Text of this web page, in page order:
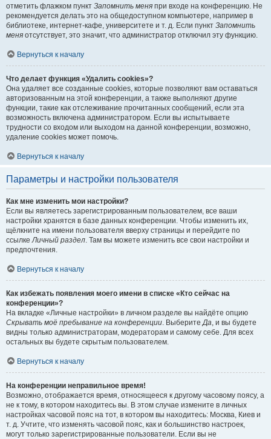
отметить флажком пункт Запомнить меня при входе на конференцию. Не
рекомендуется делать это на общедоступном компьютере, например в
библиотеке, интернет-кафе, университете и т. д. Если пункт Запомнить
меня отсутствует, это значит, что администратор отключил эту функцию.
Вернуться к началу
Что делает функция «Удалить cookies»?
Она удаляет все созданные cookies, которые позволяют вам оставаться
авторизованным на этой конференции, а также выполняют другие
функции, такие как отслеживание прочитанных сообщений, если эта
возможность включена администратором. Если вы испытываете
трудности со входом или выходом на данной конференции, возможно,
удаление cookies может помочь.
Вернуться к началу
Параметры и настройки пользователя
Как мне изменить мои настройки?
Если вы являетесь зарегистрированным пользователем, все ваши
настройки хранятся в базе данных конференции. Чтобы изменить их,
щёлкните на имени пользователя вверху страницы и перейдите по
ссылкеЛичный раздел. Там вы можете изменить все свои настройки и
предпочтения.
Вернуться к началу
Как избежать появления моего имени в списке «Кто сейчас на
конференции»?
На вкладке «Личные настройки» в личном разделе вы найдёте опцию
Скрывать моё пребывание на конференции. ВыберитеДа, и вы будете
видны только администраторам, модераторам и самому себе. Для всех
остальных вы будете скрытым пользователем.
Вернуться к началу
На конференции неправильное время!
Возможно, отображается время, относящееся к другому часовому поясу, а
не к тому, в котором находитесь вы. В этом случае измените в личных
настройках часовой пояс на тот, в котором вы находитесь: Москва, Киев и
т. д. Учтите, что изменять часовой пояс, как и большинство настроек,
могут только зарегистрированные пользователи. Если вы не